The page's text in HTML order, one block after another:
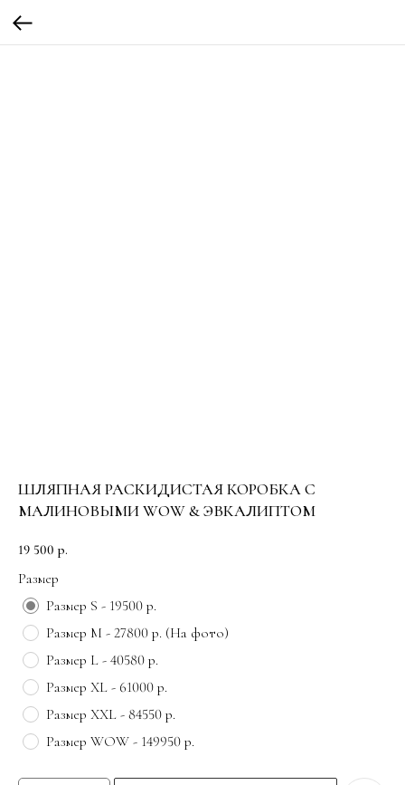
ШЛЯПНАЯ РАСКИДИСТАЯ КОРОБКА С
МАЛИНОВЫМИ WOW & ЭВКАЛИПТОМ
19 500 р.
Размер
Размер S - 19500 р.
Размер M - 27800 р. (На фото)
Размер L - 40580 р.
Размер XL - 61000 р.
Размер XXL - 84550 р.
Размер WOW - 149950 р.